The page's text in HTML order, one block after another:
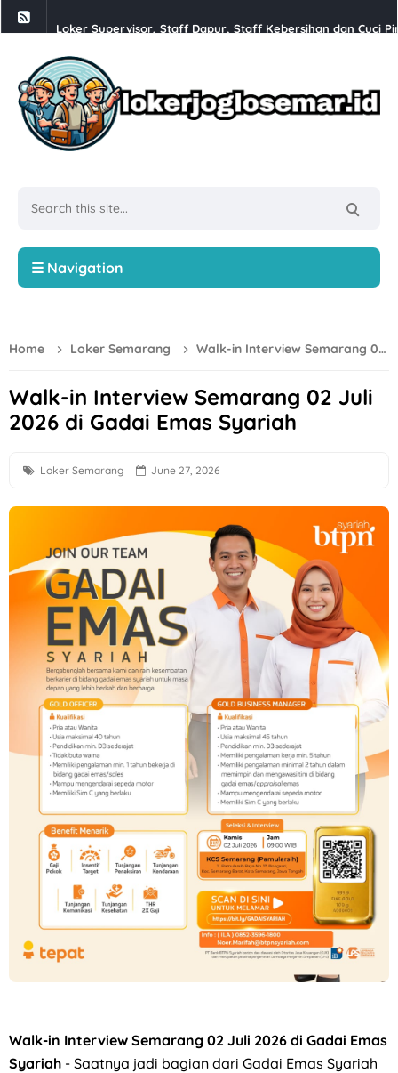
Loker Solo 3 Posisi di PT Pracima Boga Sana
Loker Bulan Agustus 2026 di PT Prima Parquet Indonesia
Lowongan Kerja XLC Promotor di XLSmart Semarang
Loker PT Generasi Motor Sukses Solo Posisi Security, Driver
Loker PROJMX Apparel Solo Baru untuk Lulusan D3/S1
Loker Sales Counter, Helper Toko di Toko Super Grosir
Loker Crew Dapur, Kepala Outlet di Djuragan Group
Loker Perbankan Sukoharjo Lulusan SMA dan D3 di PT BPR
Loker Solo Terbaru Lulusan D3 di Sayekti
Lowongan Kerja Perusahaan F&B di Waroeng Tokyo
Loker Kota Semarang di CV Bumi Raya Indonesia Bulan
Loker Crew Gudang Produksi di Keprabon Group Sukoharjo
Loker Supervisor Store dan Barista di Pangestu Coffee
Loker Technical Sales, Social Media & Counter Officer di
Loker Operator Mesin Kayu, Tukang Kayu PT Venus Java
Loker Semarang Terbaru di Booba Bloom
Loker Solo Raya Posisi Staff Minuman, Dishwasher, Kasir,
Loker Canvasser di PT Kinarya Alihdaya Mandiri Semarang
☰ Navigation
Home Loker Semarang Walk-in Interview Semarang 02 Juli 2026 di Gadai Emas Syariah
Walk-in Interview Semarang 02 Juli
2026 di Gadai Emas Syariah
Loker Semarang June 27, 2026
Walk-in Interview Semarang 02 Juli 2026 di Gadai Emas
Syariah - Saatnya jadi bagian dari Gadai Emas Syariah